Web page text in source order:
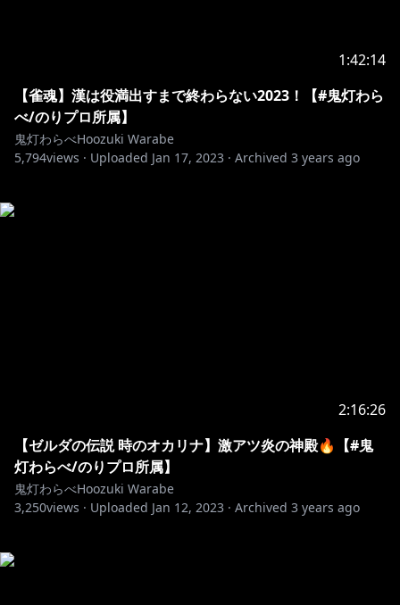
1:42:14
【雀魂】漢は役満出すまで終わらない2023！【#鬼灯わら
べ/のりプロ所属】
鬼灯わらべHoozuki Warabe
5,794views · Uploaded Jan 17, 2023 · Archived 3 years ago
2:16:26
【ゼルダの伝説 時のオカリナ】激アツ炎の神殿🔥【#鬼
灯わらべ/のりプロ所属】
鬼灯わらべHoozuki Warabe
3,250views · Uploaded Jan 12, 2023 · Archived 3 years ago